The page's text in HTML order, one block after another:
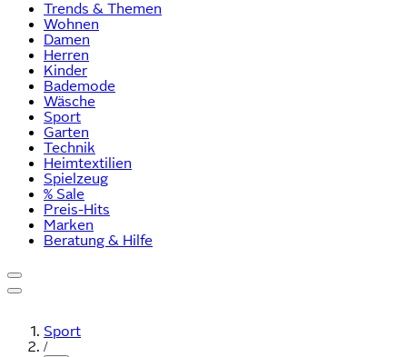
Trends & Themen
Wohnen
Damen
Herren
Kinder
Bademode
Wäsche
Sport
Garten
Technik
Heimtextilien
Spielzeug
% Sale
Preis-Hits
Marken
Beratung & Hilfe
Sport
/